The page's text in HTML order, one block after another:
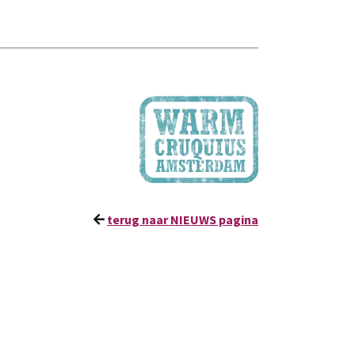
terug naar NIEUWS pagina